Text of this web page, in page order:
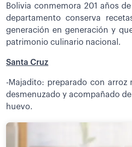
Bolivia conmemora 201 años
departamento conserva
generación en generación y
patrimonio culinario nacional.
Santa Cruz
-Majadito: preparado con arroz
desmenuzado y acompañado
huevo.